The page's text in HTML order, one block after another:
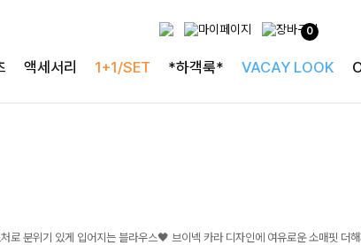
0
액세서리 1+1/SET *하객룩* VACAY LOOK
로 분위기 있게 입어지는 블라우스🖤 브이넥 카라 디자인에 여유로운 소매핏 더